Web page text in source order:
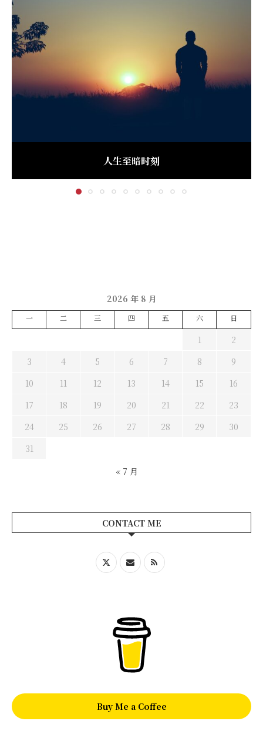
人生至暗时刻
2026 年 8 月
一 二 三 四 五 六 日
1
2
3
4 5 6 7 8
9
10
11 12 13 14 15
16
17
18 19 20 21 22
23
24
25 26 27 28 29
30
31
« 7 月
CONTACT ME
Buy Me a Coffee